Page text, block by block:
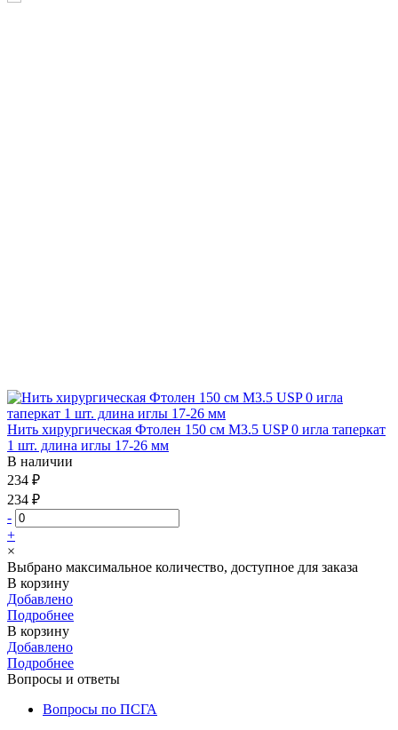
Нить хирургическая Фтолен 150 см М3.5 USP 0 игла таперкат
1 шт. длина иглы 17-26 мм
В наличии
234 ₽
234 ₽
-
+
×
Выбрано максимальное количество, доступное для заказа
В корзину
Добавлено
Подробнее
В корзину
Добавлено
Подробнее
Вопросы и ответы
Вопросы по ПСГА